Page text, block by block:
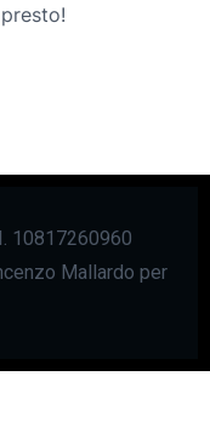
10817260960
Mallardo per